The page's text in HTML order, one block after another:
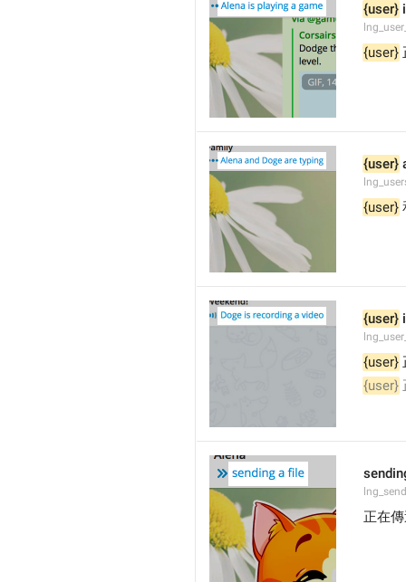
{user}
{user}
{user}
{user}
{user}
{user}
{user}
正在